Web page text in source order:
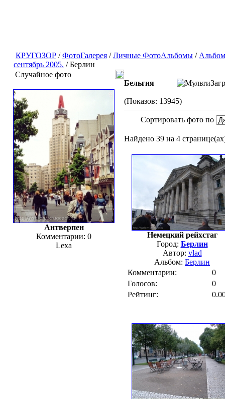
КРУГОЗОР /ФотоГалерея /Личные ФотоАльбомы /
сентябрь 2005. / Берлин
Случайное фото
Антверпен
Комментарии: 0
Lexa
Бельгия
(Показов: 13945)
Сортировать фото по
Найдено 39 на 4
Немецкий рейхстаг
Город: Берлин
Автор: vlad
Альбом: Берлин
Комментарии:
0
Голосов:
0
Рейтинг: